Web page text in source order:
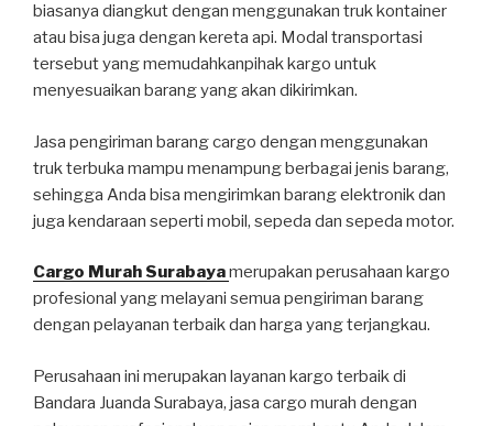
biasanya diangkut dengan menggunakan truk kontainer
atau bisa juga dengan kereta api. Modal transportasi
tersebut yang memudahkanpihak kargo untuk
menyesuaikan barang yang akan dikirimkan.
Jasa pengiriman barang cargo dengan menggunakan
truk terbuka mampu menampung berbagai jenis barang,
sehingga Anda bisa mengirimkan barang elektronik dan
juga kendaraan seperti mobil, sepeda dan sepeda motor.
Cargo Murah Surabayamerupakan perusahaan kargo
profesional yang melayani semua pengiriman barang
dengan pelayanan terbaik dan harga yang terjangkau.
Perusahaan ini merupakan layanan kargo terbaik di
Bandara Juanda Surabaya, jasa cargo murah dengan